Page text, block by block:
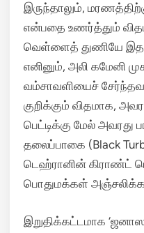
இருந்தாலும்,
என்பதை உணர்த்தும்
வெள்ளைத் துணியே
எனினும், அலி கமேனி
வம்சாவளியைச்
குறிக்கும் விதமாக,
பெட்டிக்கு மேல் அவரது
தலைப்பாகை (Black
டெஹ்ரானின் கிராண்ட்
பொதுமக்கள்
இறுதிக்கட்டமாக